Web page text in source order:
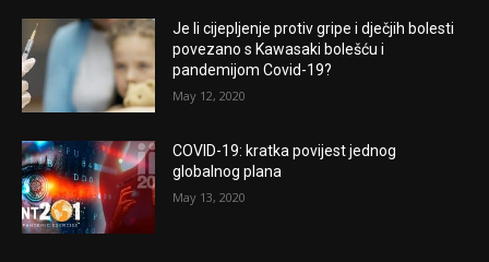
Je li cijepljenje protiv gripe i dječjih bolesti
povezano s Kawasaki bolešću i
pandemijom Covid-19?
May 12, 2020
COVID-19: kratka povijest jednog
globalnog plana
May 13, 2020